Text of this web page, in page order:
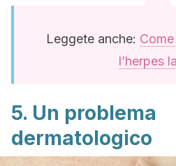
Leggete anche:
l’herpes
5. Un problema
dermatologico